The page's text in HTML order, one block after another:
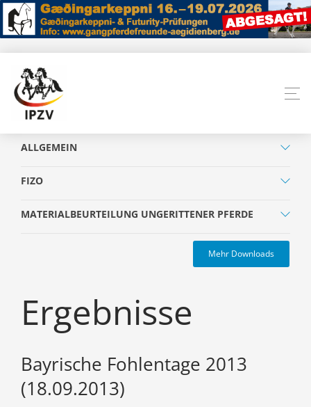
ALLGEMEIN
FIZO
MATERIALBEURTEILUNG UNGERITTENER PFERDE
Mehr Downloads
Ergebnisse
Bayrische Fohlentage 2013
(18.09.2013)